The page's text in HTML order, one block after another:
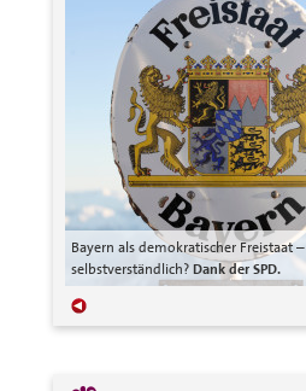
Bayern als demokratischer Freistaat –
selbstverständlich?Dank der SPD.